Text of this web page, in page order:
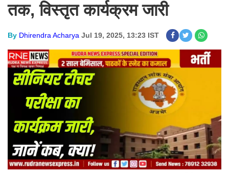
तक, विस्तृत कार्यक्रम जारी
By Dhirendra Acharya Jul 19, 2025, 13:23 IST